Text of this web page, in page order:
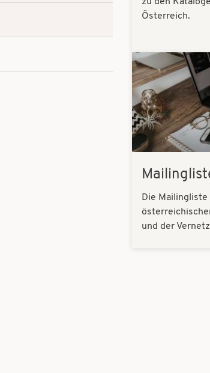
Österreich.
Bilder
Die
und der